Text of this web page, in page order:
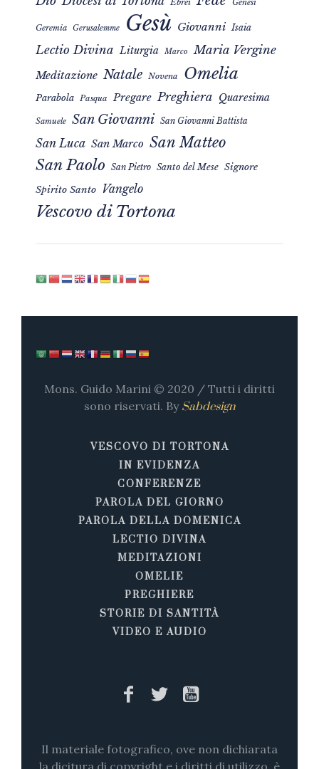
Ebrei Genesi
Geremia Gerusalemme Gesù Giovanni Isaia
Lectio Divina Liturgia Marco Maria Vergine
Meditazione Natale Novena Omelia
Parabola Pasqua Pregare Preghiera Quaresima
Samuele San Giovanni San Giovanni Battista
San Luca San Marco San Matteo
San Paolo San Pietro Santo del Mese Signore
Spirito Santo Vangelo
Vescovo di Tortona
Mons. Guido Marini © 2020 / Tutti i diritti
sono riservati. By Sabdesign
VESCOVO DI TORTONA
IN EVIDENZA
CONFERENZE
PAROLA DEL GIORNO
PAROLA DELLA DOMENICA
LECTIO DIVINA
MEDITAZIONI
OMELIE
PREGHIERE
STORIE DI SANTITÀ
VIDEO E AUDIO
Il materiale fotografico, ove non dichiarata